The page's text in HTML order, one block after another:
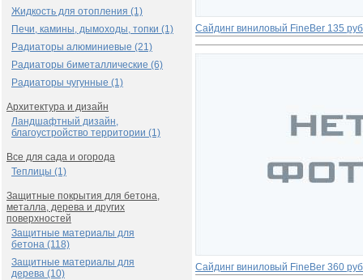
Жидкость для отопления (1)
Печи, камины, дымоходы, топки (1)
Радиаторы алюминиевые (21)
Радиаторы биметаллические (6)
Радиаторы чугунные (1)
Архитектура и дизайн
Ландшафтный дизайн,
благоустройство территории (1)
Все для сада и огорода
Теплицы (1)
Защитные покрытия для бетона,
металла, дерева и других
поверхностей
Защитные материалы для
бетона (118)
Защитные материалы для
дерева (10)
Сайдинг виниловый FinеBer 135
Сайдинг виниловый FinеBer 360